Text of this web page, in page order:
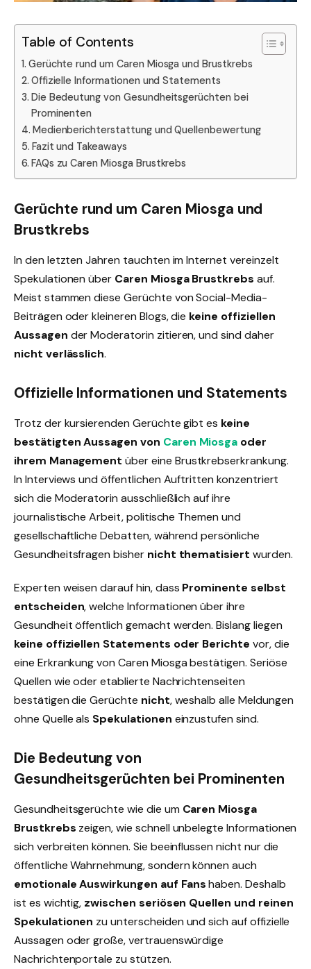
Table of Contents
Gerüchte rund um Caren Miosga und Brustkrebs
Offizielle Informationen und Statements
Die Bedeutung von Gesundheitsgerüchten bei
Prominenten
Medienberichterstattung und Quellenbewertung
Fazit und Takeaways
FAQs zu Caren Miosga Brustkrebs
Gerüchte rund um Caren Miosga und
Brustkrebs
In den letzten Jahren tauchten im Internet vereinzelt
Spekulationen über Caren Miosga Brustkrebs auf.
Meist stammen diese Gerüchte von Social-Media-
Beiträgen oder kleineren Blogs, die keine offiziellen
Aussagen der Moderatorin zitieren, und sind daher
nicht verlässlich.
Offizielle Informationen und Statements
Trotz der kursierenden Gerüchte gibt es keine
bestätigten Aussagen von Caren Miosga oder
ihrem Management über eine Brustkrebserkrankung.
In Interviews und öffentlichen Auftritten konzentriert
sich die Moderatorin ausschließlich auf ihre
journalistische Arbeit, politische Themen und
gesellschaftliche Debatten, während persönliche
Gesundheitsfragen bisher nicht thematisiert wurden.
Experten weisen darauf hin, dass Prominente selbst
entscheiden, welche Informationen über ihre
Gesundheit öffentlich gemacht werden. Bislang liegen
keine offiziellen Statements oder Berichte vor, die
eine Erkrankung von Caren Miosga bestätigen. Seriöse
Quellen wie oder etablierte Nachrichtenseiten
bestätigen die Gerüchte nicht, weshalb alle Meldungen
ohne Quelle als Spekulationen einzustufen sind.
Die Bedeutung von
Gesundheitsgerüchten bei Prominenten
Gesundheitsgerüchte wie die um Caren Miosga
Brustkrebs zeigen, wie schnell unbelegte Informationen
sich verbreiten können. Sie beeinflussen nicht nur die
öffentliche Wahrnehmung, sondern können auch
emotionale Auswirkungen auf Fanshaben. Deshalb
ist es wichtig, zwischen seriösen Quellen und reinen
Spekulationen zu unterscheiden und sich auf offizielle
Aussagen oder große, vertrauenswürdige
Nachrichtenportale zu stützen.